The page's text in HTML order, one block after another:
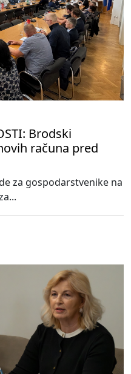
Brodski
računa pred
za gospodarstvenike na